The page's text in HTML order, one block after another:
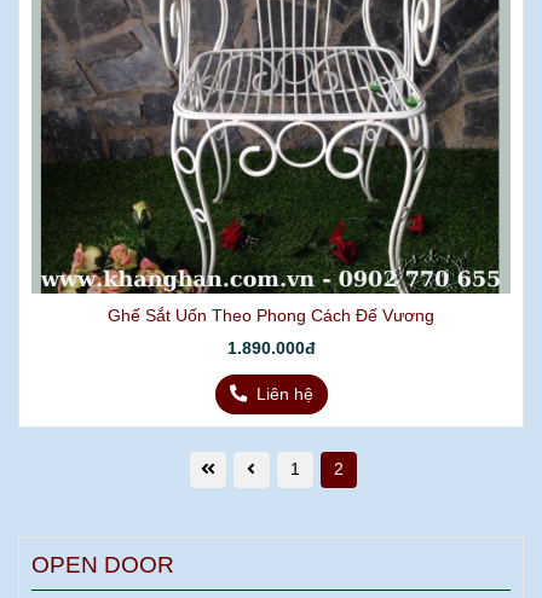
Ghế Sắt Uốn Theo Phong Cách Đế Vương
1.890.000đ
Liên hệ
1 2
OPEN DOOR